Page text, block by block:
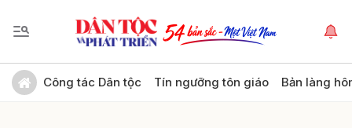
Công tác Dân tộc Tín ngưỡng tôn giáo Bản làng
Gửi bình luận